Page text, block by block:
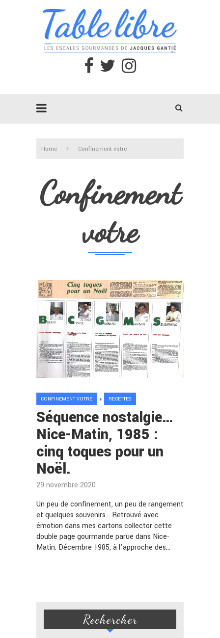
Home Confinement votre
Confinement
votre
CONFINEMENT VOTRE RECETTES
Séquence nostalgie…
Nice-Matin, 1985 :
cinq toques pour un
Noël.
29 novembre 2020
Un peu de confinement, un peu de rangement
et quelques souvenirs… Retrouvé avec
émotion dans mes cartons collector cette
double page gourmande parue dans Nice-
Matin. Décembre 1985, à l’approche des…
Rechercher